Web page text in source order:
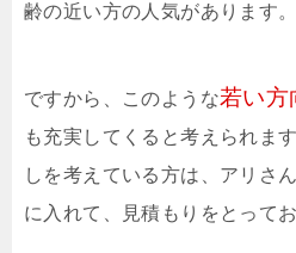
齢の近い方の人気があります。
ですから、このような若い方
も充実してくると考えられま
しを考えている方は、アリさ
に入れて、見積もりをとって